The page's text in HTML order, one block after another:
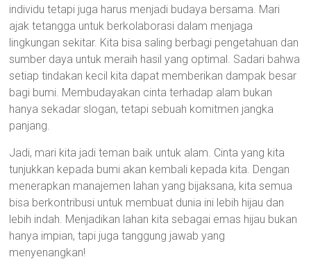
individu tetapi juga harus menjadi budaya bersama. Mari
ajak tetangga untuk berkolaborasi dalam menjaga
lingkungan sekitar. Kita bisa saling berbagi pengetahuan dan
sumber daya untuk meraih hasil yang optimal. Sadari bahwa
setiap tindakan kecil kita dapat memberikan dampak besar
bagi bumi. Membudayakan cinta terhadap alam bukan
hanya sekadar slogan, tetapi sebuah komitmen jangka
panjang.
Jadi, mari kita jadi teman baik untuk alam. Cinta yang kita
tunjukkan kepada bumi akan kembali kepada kita. Dengan
menerapkan manajemen lahan yang bijaksana, kita semua
bisa berkontribusi untuk membuat dunia ini lebih hijau dan
lebih indah. Menjadikan lahan kita sebagai emas hijau bukan
hanya impian, tapi juga tanggung jawab yang
menyenangkan!